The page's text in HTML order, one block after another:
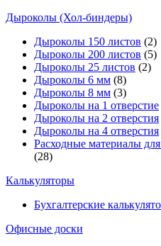
Дыроколы (Хол-биндеры)
Дыроколы 150 листов (2)
Дыроколы 200 листов (5)
Дыроколы 25 листов (2)
Дыроколы 6 мм (8)
Дыроколы 8 мм (3)
Дыроколы на 1 отверстие
Дыроколы на 2 отверстия
Дыроколы на 4 отверстия
Расходные материалы
(28)
Калькуляторы
Бухгалтерские
Офисные доски